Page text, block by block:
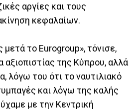
αργίες και τους
κεφαλαίων.
το Eurogroup», τόνισε,
αξιοπιστίας της Κύπρου, αλλά
λόγω του ότι το ναυτιλιακό
και λόγω της καλής
με την Κεντρική